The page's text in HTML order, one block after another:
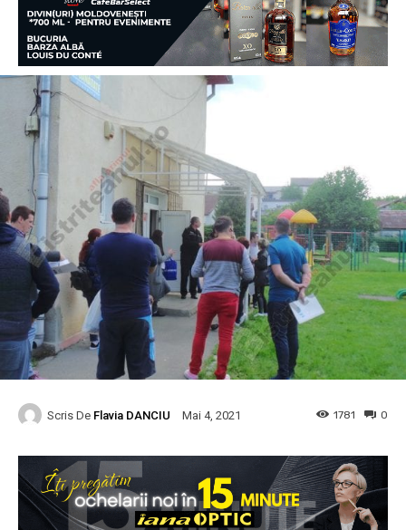
Scris De Flavia DANCIU Mai 4, 2021 0
1781